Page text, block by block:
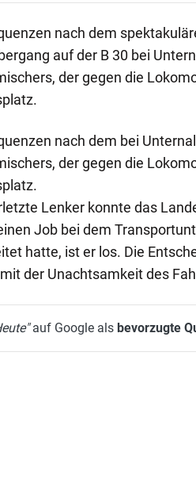
nach dem
auf der B 30 bei
der gegen die
nach dem bei
der gegen die
Lenker konnte das
Job bei dem
hatte, ist er los. Die
der Unachtsamkeit des
auf Google als bevorzugte